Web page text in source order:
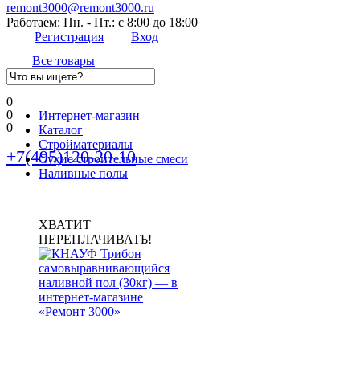
remont3000@remont3000.ru
Работаем: Пн. - Пт.: с 8:00 до 18:00
Регистрация
Вход
Все товары
0
0
0
+7(495)120-20-10
Интернет-магазин
Каталог
Стройматериалы
Сухие строительные смеси
Наливные полы
ХВАТИТ
ПЕРЕПЛАЧИВАТЬ!